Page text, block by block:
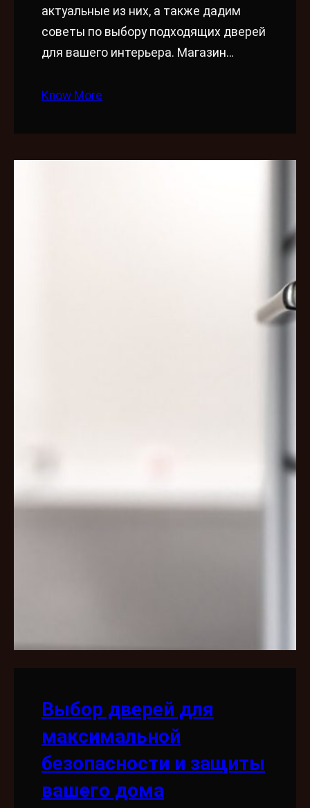
актуальные из них, а также дадим
советы по выбору подходящих дверей
для вашего интерьера. Магазин…
Know More
Выбор дверей для
максимальной
безопасности и защиты
вашего дома